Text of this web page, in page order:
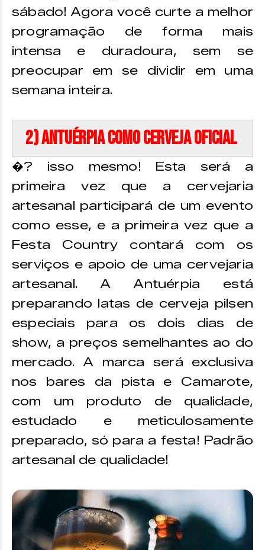
sábado! Agora você curte a melhor
programação de forma mais
intensa e duradoura, sem se
preocupar em se dividir em uma
semana inteira.
2) Antuérpia como Cerveja oficial
�? isso mesmo! Esta será a
primeira vez que a cervejaria
artesanal participará de um evento
como esse, e a primeira vez que a
Festa Country contará com os
serviços e apoio de uma cervejaria
artesanal. A Antuérpia está
preparando latas de cerveja pilsen
especiais para os dois dias de
show, a preços semelhantes ao do
mercado. A marca será exclusiva
nos bares da pista e Camarote,
com um produto de qualidade,
estudado e meticulosamente
preparado, só para a festa! Padrão
artesanal de qualidade!